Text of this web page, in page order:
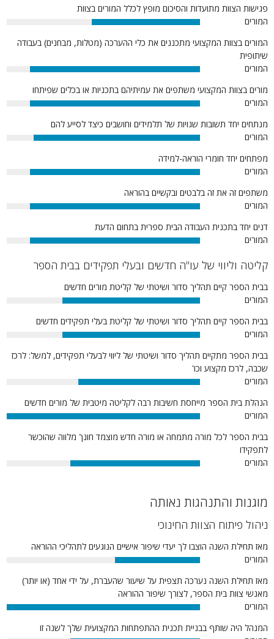
פגישות הצוות מתועדות והסיכום מופץ לכלל המורים בצוות
המורים
56%
המורים בצוות המקצועי מתכננים את כלי ההערכה (מטלות, מבחנים) בעבודה
שיתופית
המורים
88%
מורים בצוות המקצועי משתפים את עמיתיהם בתכניות או בכלים שפיתחו
המורים
88%
מנתחים יחד תשובות שגויות של תלמידים וחושבים כיצד לסייע להם
המורים
86%
מפתחים יחד חומרי הוראה-למידה
המורים
88%
משתפים זה את זה בלבטים ובקשיים בהוראה
המורים
88%
דנים יחד בתכנית העבודה הבית ספרית בתחום הדעת
המורים
88%
קליטה וליווי של עו"ה חדשים ובעלי תפקידים בבית הספר
בבית הספר קיים תהליך סדור ושיטתי של קליטת מורים חדשים
המורים
71%
בבית הספר קיים תהליך סדור ושיטתי של קליטת בעלי תפקידים חדשים
המורים
71%
בבית הספר מתקיים תהליך סדור ושיטתי של ליווי לבעלי תפקידים, למשל: לרכז
שכבה, לרכז מקצוע וכו'
המורים
63%
הנהלת בית הספר מייחסת חשיבות רבה לקליטה מיטבית של מורים חדשים
המורים
100%
בבית הספר לכל מורה מתמחה או מורה חדש מוצמד חונך מלווה שהוכשר
לתפקידו
המורים
67%
מוגנות והתנהגות נאותה
ניהול פיתוח הצוות החינוכי
מאז תחילת השנה הוצבו לך יעדי שיפור אישיים הנוגעים לתהליכי ההוראה
המורים
44%
מאז תחילת השנה נערכה תצפית על שיעור שהעברת, על ידי אחד (או יותר)
מאנשי צוות בית הספר, לצורך שיפור ההוראה
המורים
100%
המנהל היה שותף בבניית תכנית ההתפתחות המקצועית שלך לשנה זו